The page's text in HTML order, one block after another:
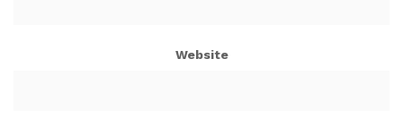
Website